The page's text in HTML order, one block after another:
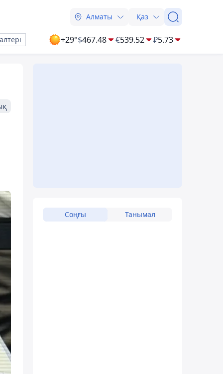
Алматы Қаз
+29°$467.48 €539.52 ₽5.73
Соңғы Танымал